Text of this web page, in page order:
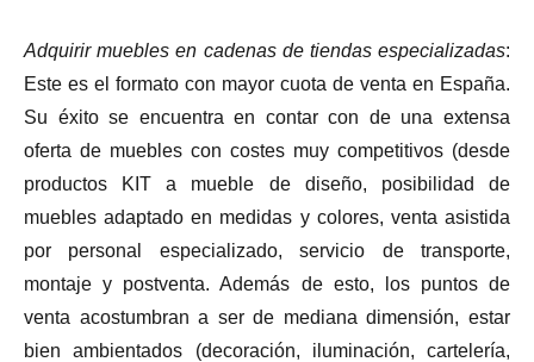
Adquirir muebles en cadenas de tiendas especializadas:
Este es el formato con mayor cuota de venta en España.
Su éxito se encuentra en contar con de una extensa
oferta de muebles con costes muy competitivos (desde
productos KIT a mueble de diseño, posibilidad de
muebles adaptado en medidas y colores, venta asistida
por personal especializado, servicio de transporte,
montaje y postventa. Además de esto, los puntos de
venta acostumbran a ser de mediana dimensión, estar
bien ambientados (decoración, iluminación, cartelería,